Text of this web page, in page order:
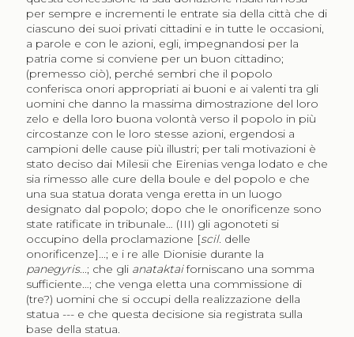
per sempre e incrementi le entrate sia della città che di
ciascuno dei suoi privati cittadini e in tutte le occasioni,
a parole e con le azioni, egli, impegnandosi per la
patria come si conviene per un buon cittadino;
(premesso ciò), perché sembri che il popolo
conferisca onori appropriati ai buoni e ai valenti tra gli
uomini che danno la massima dimostrazione del loro
zelo e della loro buona volontà verso il popolo in più
circostanze con le loro stesse azioni, ergendosi a
campioni delle cause più illustri; per tali motivazioni è
stato deciso dai Milesii che Eirenias venga lodato e che
sia rimesso alle cure della boule e del popolo e che
una sua statua dorata venga eretta in un luogo
designato dal popolo; dopo che le onorificenze sono
state ratificate in tribunale… (III) gli agonoteti si
occupino della proclamazione [scil. delle
onorificenze]...; e i re alle Dionisie durante la
panegyris...; che gli anataktaiforniscano una somma
sufficiente…; che venga eletta una commissione di
(tre?) uomini che si occupi della realizzazione della
statua --- e che questa decisione sia registrata sulla
base della statua.